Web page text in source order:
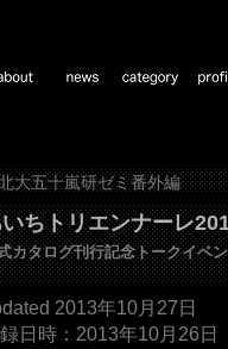
大五十嵐研ゼミ番外編
ちトリエンナーレ
カタログ刊行記念トークイベ
2013年10月27日
日時：2013年10月26日